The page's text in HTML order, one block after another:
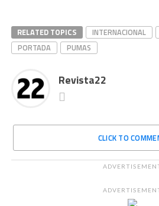
RELATED TOPICS INTERNACIONAL
PORTADA
PUMAS
Revista22
CLICK TO